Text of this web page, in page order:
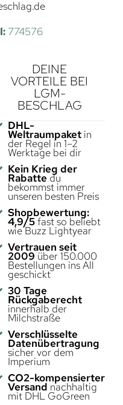
774576
DEINE
VORTEILE BEI
LGM-
BESCHLAG
DHL-
Weltraumpaketin
der Regel in 1–2
Werktage bei dir
Kein Krieg der
Rabatte du
bekommst immer
unseren besten Preis
Shopbewertung:
4,9/5fast so beliebt
wie Buzz Lightyear
Vertrauen seit
2009 über 150.000
Bestellungen ins All
geschickt
30 Tage
Rückgaberecht
innerhalb der
Milchstraße
Verschlüsselte
Datenübertragung
sicher vor dem
Imperium
CO2-kompensierter
Versand nachhaltig
mit DHL GoGreen